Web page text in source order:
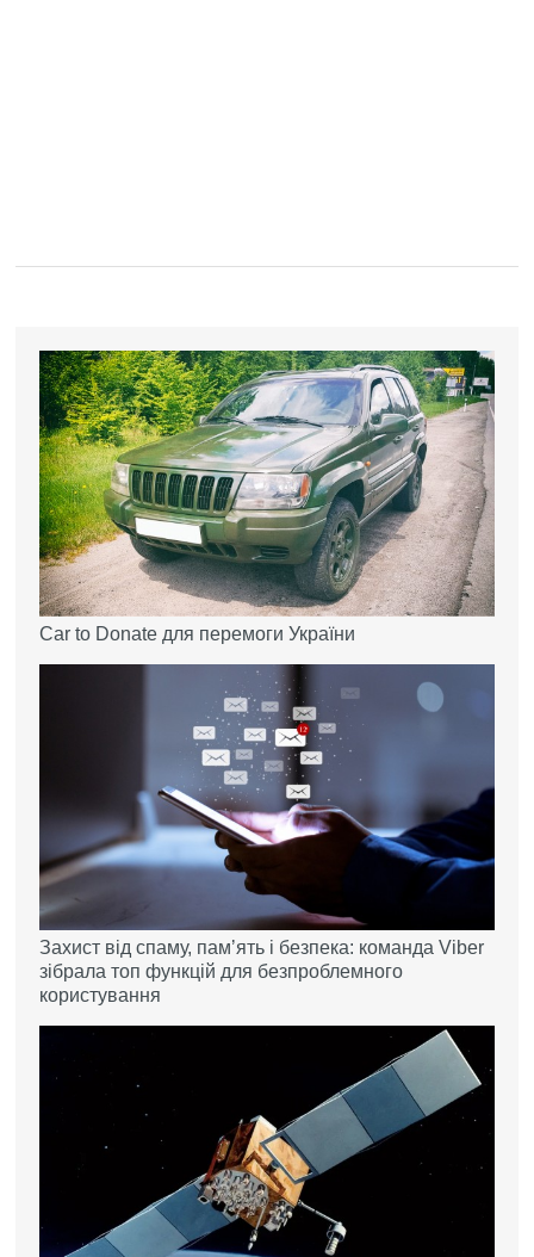
Car to Donate для перемоги України
Захист від спаму, памʼять і безпека: команда Viber
зібрала топ функцій для безпроблемного
користування